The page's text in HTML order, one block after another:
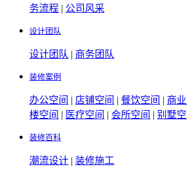
务流程 | 公司风采
设计团队
设计团队 | 商务团队
装修案例
办公空间 | 店铺空间 | 餐饮空间 | 商
楼空间 | 医疗空间 | 会所空间 | 别墅空
装修百科
潮流设计 | 装修施工